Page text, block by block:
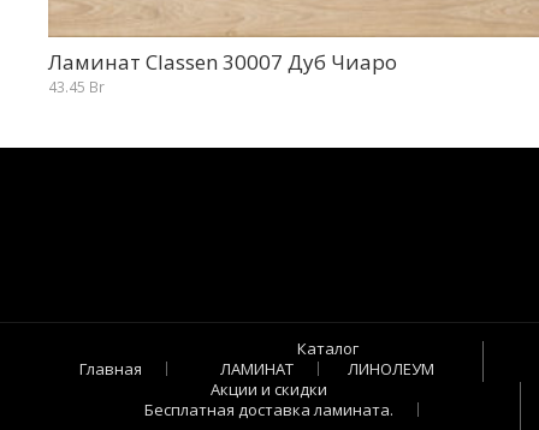
Ламинат Classen 30007 Дуб Чиаро
43.45 Br
Главная
Каталог
ЛАМИНАТ
ЛИНОЛЕУМ
Акции и скидки
Бесплатная доставка ламината.